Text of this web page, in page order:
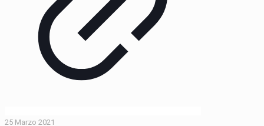
25 Marzo 2021